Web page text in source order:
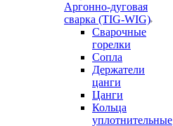
Аргонно-дуговая
сварка (TIG-WIG)
Сварочные
горелки
Сопла
Держатели
цанги
Цанги
Кольца
уплотнительные